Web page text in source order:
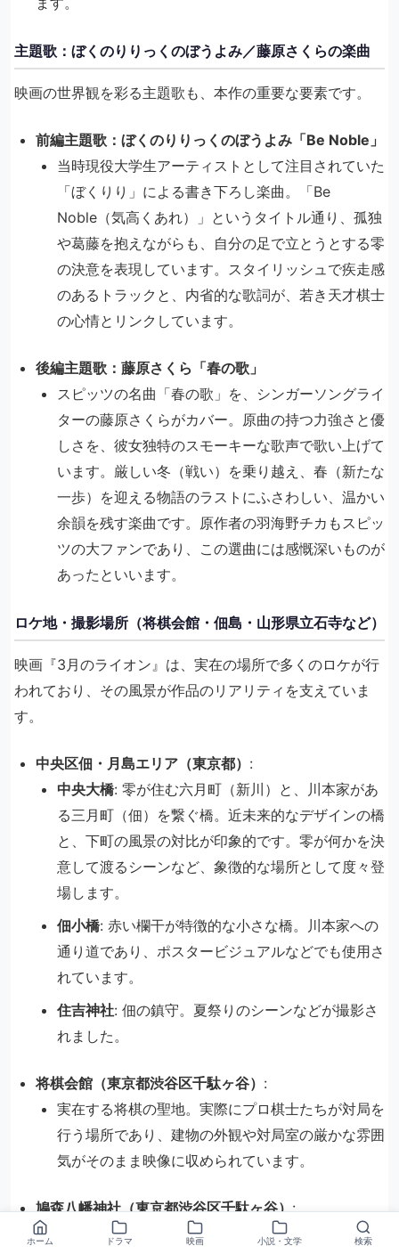
主題歌：ぼくのりりっくのぼうよみ／藤原さくらの楽曲
映画の世界観を彩る主題歌も、本作の重要な要素です。
前編主題歌：ぼくのりりっくのぼうよみ「Be Noble」
当時現役大学生アーティストとして注目されていた
「ぼくりり」による書き下ろし楽曲。「Be
Noble（気高くあれ）」というタイトル通り、孤独
や葛藤を抱えながらも、自分の足で立とうとする零
の決意を表現しています。スタイリッシュで疾走感
のあるトラックと、内省的な歌詞が、若き天才棋士
の心情とリンクしています。
後編主題歌：藤原さくら「春の歌」
スピッツの名曲「春の歌」を、シンガーソングライ
ターの藤原さくらがカバー。原曲の持つ力強さと優
しさを、彼女独特のスモーキーな歌声で歌い上げて
います。厳しい冬（戦い）を乗り越え、春（新たな
一歩）を迎える物語のラストにふさわしい、温かい
余韻を残す楽曲です。原作者の羽海野チカもスピッ
ツの大ファンであり、この選曲には感慨深いものが
あったといいます。
ロケ地・撮影場所（将棋会館・佃島・山形県立石寺など）
映画『3月のライオン』は、実在の場所で多くのロケが行
われており、その風景が作品のリアリティを支えていま
す。
中央区佃・月島エリア（東京都） :
中央大橋: 零が住む六月町（新川）と、川本家があ
る三月町（佃）を繋ぐ橋。近未来的なデザインの橋
と、下町の風景の対比が印象的です。零が何かを決
意して渡るシーンなど、象徴的な場所として度々登
場します。
佃小橋: 赤い欄干が特徴的な小さな橋。川本家への
通り道であり、ポスタービジュアルなどでも使用さ
れています。
住吉神社: 佃の鎮守。夏祭りのシーンなどが撮影さ
れました。
将棋会館（東京都渋谷区千駄ヶ谷） :
実在する将棋の聖地。実際にプロ棋士たちが対局を
行う場所であり、建物の外観や対局室の厳かな雰囲
気がそのまま映像に収められています。
鳩森八幡神社（東京都渋谷区千駄ヶ谷）:
将棋会館の向かいにある神社。棋士たちが対局の合
ホーム ドラマ 映画 小説・文学 検索